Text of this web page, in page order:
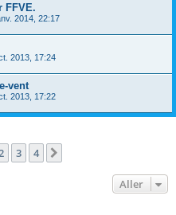
FFVE.
2014, 22:17
2013, 17:24
vent
2013, 17:22
3 4
Aller